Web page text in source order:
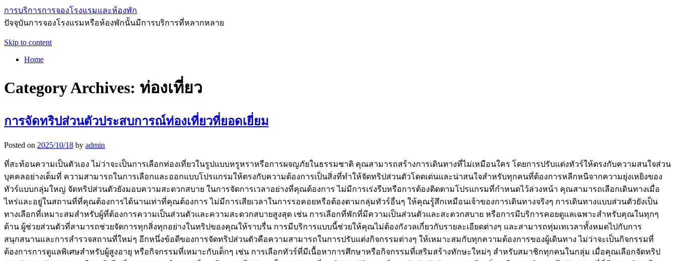
การบริการการจองโรงแรมและห้องพัก
ปัจจุบันการจองโรงแรมหรือห้องพักนั้นมีการบริการที่หลากหลาย
Skip to content
Home
Category Archives: ท่องเที่ยว
การจัดทริปส่วนตัวประสบการณ์ท่องเที่ยวที่ยอดเยี่ยม
Posted on 2025/10/18 by admin
ที่สะท้อนความเป็นตัวเอง ไม่ว่าจะเป็นการเลือกท่องเที่ยวในรูปแบบหรูหราหรือการผจญภัยในธรรมชาติ คุณสามารถสร้างการเดินทางที่ไม่เหมือนใคร โดยการปรับแต่งทัวร์ให้ตรงกับความสนใจส่วน
บุคคลอย่างเต็มที่ ความสามารถในการเลือกและออกแบบโปรแกรมให้ตรงกับความต้องการเป็นสิ่งที่ทำให้จัดทริปส่วนตัวโดดเด่นและน่าสนใจสำหรับทุกคนที่ต้องการหลีกหนีจากความยุ่งเหยิงของ
ทัวร์แบบกลุ่มใหญ่ จัดทริปส่วนตัวยังมอบความสะดวกสบาย ในการจัดการเวลาอย่างที่คุณต้องการ ไม่มีการเร่งรีบหรือการต้องติดตามโปรแกรมที่กำหนดไว้ล่วงหน้า คุณสามารถเลือกเดินทางเมื่อ
ไหร่และอยู่ในสถานที่ที่คุณต้องการได้นานเท่าที่คุณต้องการ ไม่มีการเสียเวลาในการรอคอยหรือต้องตามกลุ่มทัวร์อื่นๆ ให้คุณรู้สึกเหมือนเจ้าของการเดินทางจริงๆ การเดินทางแบบส่วนตัวยังเป็น
ทางเลือกที่เหมาะสมสำหรับผู้ที่ต้องการความเป็นส่วนตัวและความสะดวกสบายสูงสุด เช่น การเลือกที่พักที่มีความเป็นส่วนตัวและสะดวกสบาย หรือการมีบริการคอยดูแลเฉพาะสำหรับคุณในทุกๆ
ด้าน ผู้ช่วยส่วนตัวที่สามารถช่วยจัดการทุกสิ่งทุกอย่างในทริปของคุณให้ราบรื่น การมีบริการแบบนี้ช่วยให้คุณไม่ต้องกังวลเกี่ยวกับรายละเอียดต่างๆ และสามารถทุ่มเทเวลาทั้งหมดไปกับการ
สนุกสนานและการสำรวจสถานที่ใหม่ๆ อีกหนึ่งข้อดีของการจัดทริปส่วนตัวคือความสามารถในการปรับแต่งกิจกรรมต่างๆ ให้เหมาะสมกับทุกความต้องการของผู้เดินทาง ไม่ว่าจะเป็นกิจกรรมที่
ต้องการการดูแลพิเศษสำหรับผู้สูงอายุ หรือกิจกรรมที่เหมาะกับเด็กๆ เช่น การเลือกทัวร์ที่มีเนื้อหาการศึกษาหรือกิจกรรมที่เสริมสร้างทักษะใหม่ๆ สำหรับสมาชิกทุกคนในกลุ่ม เมื่อคุณเลือกจัดทริป